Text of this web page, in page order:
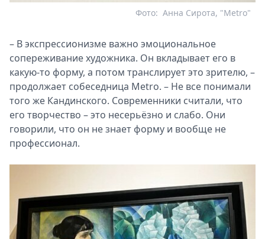
Анна Сирота, "Metro"
Фото:
– В экспрессионизме важно эмоциональное
сопереживание художника. Он вкладывает его в
какую-то форму, а потом транслирует это зрителю, –
продолжает собеседница Metro. – Не все понимали
того же Кандинского. Современники считали, что
его творчество – это несерьёзно и слабо. Они
говорили, что он не знает форму и вообще не
профессионал.